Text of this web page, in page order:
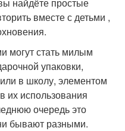
вместе с детьми ,
могут стать милым
упаковки,
в школу, элементом
их использования
очередь это
бывают разными.